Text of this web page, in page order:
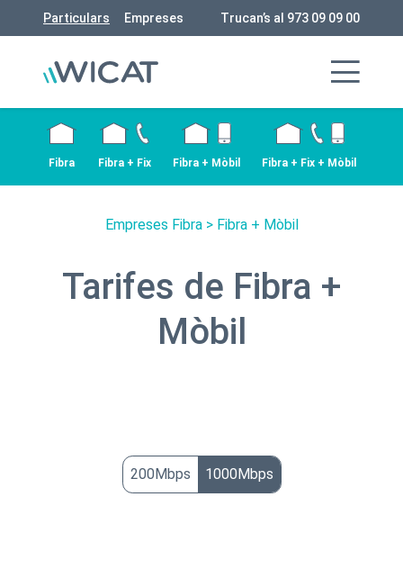
Particulars Empreses Trucan’s al 973 09 09 00
Fibra Fibra + Fix Fibra + Mòbil Fibra + Fix + Mòbil
Empreses Fibra> Fibra + Mòbil
Tarifes de Fibra +
Mòbil
200Mbps 1000Mbps